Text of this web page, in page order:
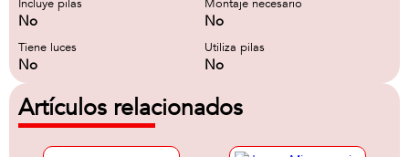
Incluye pilas
No
Montaje necesario
No
Tiene luces
No
Utiliza pilas
No
Artículos relacionados